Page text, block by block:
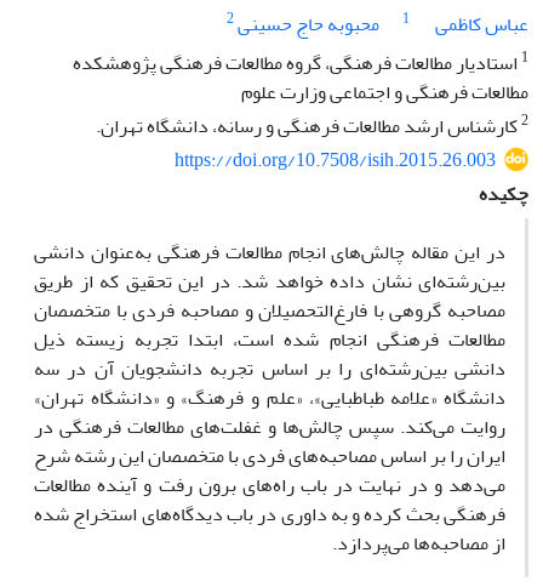
عباس کاظمی
1 محبوبه حاج حسینی2
1 استادیار مطالعات فرهنگی، گروه مطالعات فرهنگی پژوهشکده
مطالعات فرهنگی و اجتماعی وزارت علوم
2کارشناس ارشد مطالعات فرهنگی و رسانه، دانشگاه تهران.
https://doi.org/10.7508/isih.2015.26.003
چکیده
در این مقاله چالشهای انجام مطالعات فرهنگی بهعنوان دانشی
بینرشتهای نشان داده خواهد شد. در این تحقیق که از طریق
مصاحبه گروهی با فارغالتحصیلان و مصاحبه فردی با متخصصان
مطالعات فرهنگی انجام شده است، ابتدا تجربه زیسته ذیل
دانشی بینرشتهای را بر اساس تجربه دانشجویان آن در سه
دانشگاه «علامه طباطبایی»، «علم و فرهنگ» و «دانشگاه تهران»
روایت میکند. سپس چالشها و غفلتهای مطالعات فرهنگی در
ایران را بر اساس مصاحبههای فردی با متخصصان این رشته شرح
میدهد و در نهایت در باب راههای برون رفت و آینده مطالعات
فرهنگی بحث کرده و به داوری در باب دیدگاههای استخراج شده
از مصاحبهها میپردازد.